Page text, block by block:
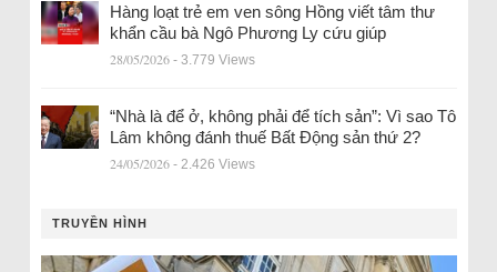
Hàng loạt trẻ em ven sông Hồng viết tâm thư
khẩn cầu bà Ngô Phương Ly cứu giúp
28/05/2026 - 3.779 Views
“Nhà là để ở, không phải để tích sản”: Vì sao Tô
Lâm không đánh thuế Bất Động sản thứ 2?
24/05/2026 - 2.426 Views
TRUYỀN HÌNH